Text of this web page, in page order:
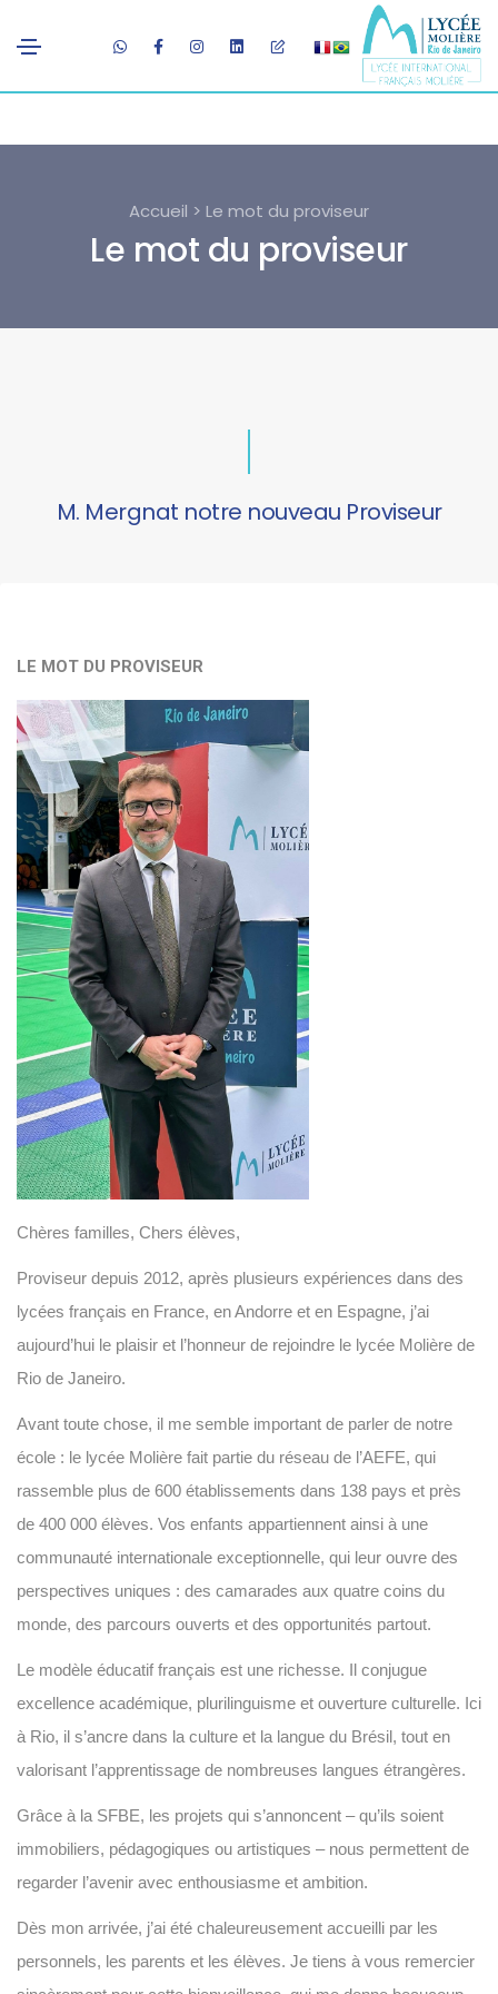
Accueil > Le mot du proviseur
Le mot du proviseur
M. Mergnat notre nouveau Proviseur
LE MOT DU PROVISEUR
Chères familles, Chers élèves,
Proviseur depuis 2012, après plusieurs expériences dans des
lycées français en France, en Andorre et en Espagne, j’ai
aujourd’hui le plaisir et l’honneur de rejoindre le lycée Molière de
Rio de Janeiro.
Avant toute chose, il me semble important de parler de notre
école : le lycée Molière fait partie du réseau de l’AEFE, qui
rassemble plus de 600 établissements dans 138 pays et près
de 400 000 élèves. Vos enfants appartiennent ainsi à une
communauté internationale exceptionnelle, qui leur ouvre des
perspectives uniques : des camarades aux quatre coins du
monde, des parcours ouverts et des opportunités partout.
Le modèle éducatif français est une richesse. Il conjugue
excellence académique, plurilinguisme et ouverture culturelle. Ici
à Rio, il s’ancre dans la culture et la langue du Brésil, tout en
valorisant l’apprentissage de nombreuses langues étrangères.
Grâce à la SFBE, les projets qui s’annoncent – qu’ils soient
immobiliers, pédagogiques ou artistiques – nous permettent de
regarder l’avenir avec enthousiasme et ambition.
Dès mon arrivée, j’ai été chaleureusement accueilli par les
personnels, les parents et les élèves. Je tiens à vous remercier